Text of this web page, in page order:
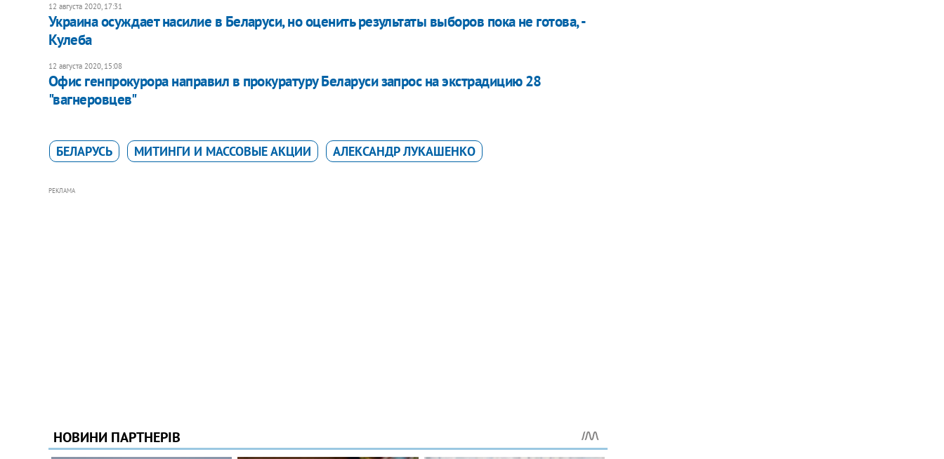
12 августа 2020, 17:31
Украина осуждает насилие в Беларуси, но оценить результаты выборов пока не готова, -
Кулеба
12 августа 2020, 15:08
Офис генпрокурора направил в прокуратуру Беларуси запрос на экстрадицию 28
"вагнеровцев"
БЕЛАРУСЬ МИТИНГИ И МАССОВЫЕ АКЦИИ АЛЕКСАНДР ЛУКАШЕНКО
РЕКЛАМА